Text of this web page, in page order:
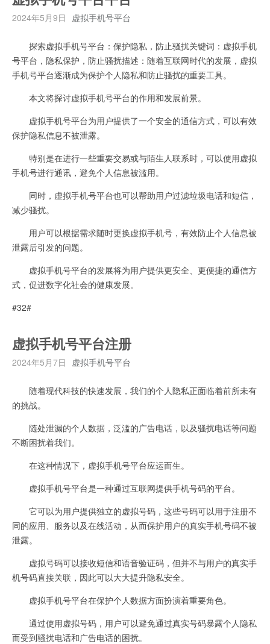
2024年5月9日 虚拟手机号平台
探索虚拟手机号平台：保护隐私，防止骚扰关键词：虚拟手机
号平台，隐私保护，防止骚扰描述：随着互联网时代的发展，虚拟
手机号平台逐渐成为保护个人隐私和防止骚扰的重要工具。
本文将探讨虚拟手机号平台的作用和发展前景。
虚拟手机号平台为用户提供了一个安全的通信方式，可以有效
保护隐私信息不被泄露。
特别是在进行一些重要交易或与陌生人联系时，可以使用虚拟
手机号进行通讯，避免个人信息被滥用。
同时，虚拟手机号平台也可以帮助用户过滤垃圾电话和短信，
减少骚扰。
用户可以根据需求随时更换虚拟手机号，有效防止个人信息被
泄露后引发的问题。
虚拟手机号平台的发展将为用户提供更安全、更便捷的通信方
式，促进数字化社会的健康发展。
#32#
虚拟手机号平台注册
2024年5月7日 虚拟手机号平台
随着现代科技的快速发展，我们的个人隐私正面临着前所未有
的挑战。
随处泄漏的个人数据，泛滥的广告电话，以及骚扰电话等问题
不断困扰着我们。
在这种情况下，虚拟手机号平台应运而生。
虚拟手机号平台是一种通过互联网提供手机号码的平台。
它可以为用户提供独立的虚拟号码，这些号码可以用于注册不
同的应用、服务以及在线活动，从而保护用户的真实手机号码不被
泄露。
虚拟号码可以接收短信和语音验证码，但并不与用户的真实手
机号码直接关联，因此可以大大提升隐私安全。
虚拟手机号平台在保护个人数据方面扮演着重要角色。
通过使用虚拟号码，用户可以避免通过真实号码暴露个人隐私
而受到骚扰电话和广告电话的困扰。